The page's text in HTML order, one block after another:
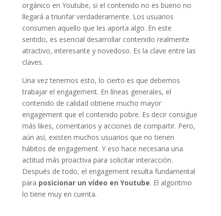
orgánico en Youtube, si el contenido no es bueno no
llegará a triunfar verdaderamente. Los usuarios
consumen aquello que les aporta algo. En este
sentido, es esencial desarrollar contenido realmente
atractivo, interesante y novedoso. Es la clave entre las
claves.
Una vez tenemos esto, lo cierto es que debemos
trabajar el engagement. En líneas generales, el
contenido de calidad obtiene mucho mayor
engagement que el contenido pobre. Es decir consigue
más likes, comentarios y acciones de compartir. Pero,
aún así, existen muchos usuarios que no tienen
hábitos de engagement. Y eso hace necesaria una
actitud más proactiva para solicitar interacción.
Después de todo, el engagement resulta fundamental
para posicionar un vídeo en Youtube. El algoritmo
lo tiene muy en cuenta.